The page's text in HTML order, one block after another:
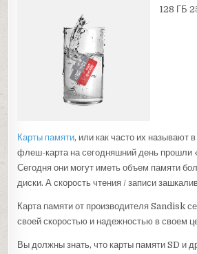
Карты памяти, или как часто их называют
флеш-карта на сегодняшний день
Сегодня они могут иметь объем памяти
диски. А скорость чтения / записи
Карта памяти от производителя Sandisk
своей скоростью и надежностью в своем
Вы должны знать, что карты памяти SD и